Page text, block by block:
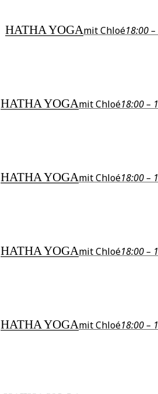
HATHA YOGAmit Chloé18:00
HATHA YOGAmit Chloé18:00 –
HATHA YOGAmit Chloé18:00 –
HATHA YOGAmit Chloé18:00 –
HATHA YOGAmit Chloé18:00 –